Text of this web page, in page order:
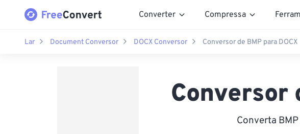
Converter Compressa
Lar Document Conversor DOCX Conversor Conversor de BMP para DOCX
Conversor
Converta